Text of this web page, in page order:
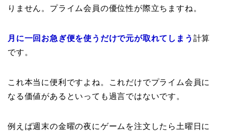
りません。プライム会員の優位性が際立ちますね。
月に一回お急ぎ便を使うだけで元が取れてしまう 計算
です。
これ本当に便利ですよね。これだけでプライム会員に
なる価値があるといっても過言ではないです。
例えば週末の金曜の夜にゲームを注文したら土曜日に